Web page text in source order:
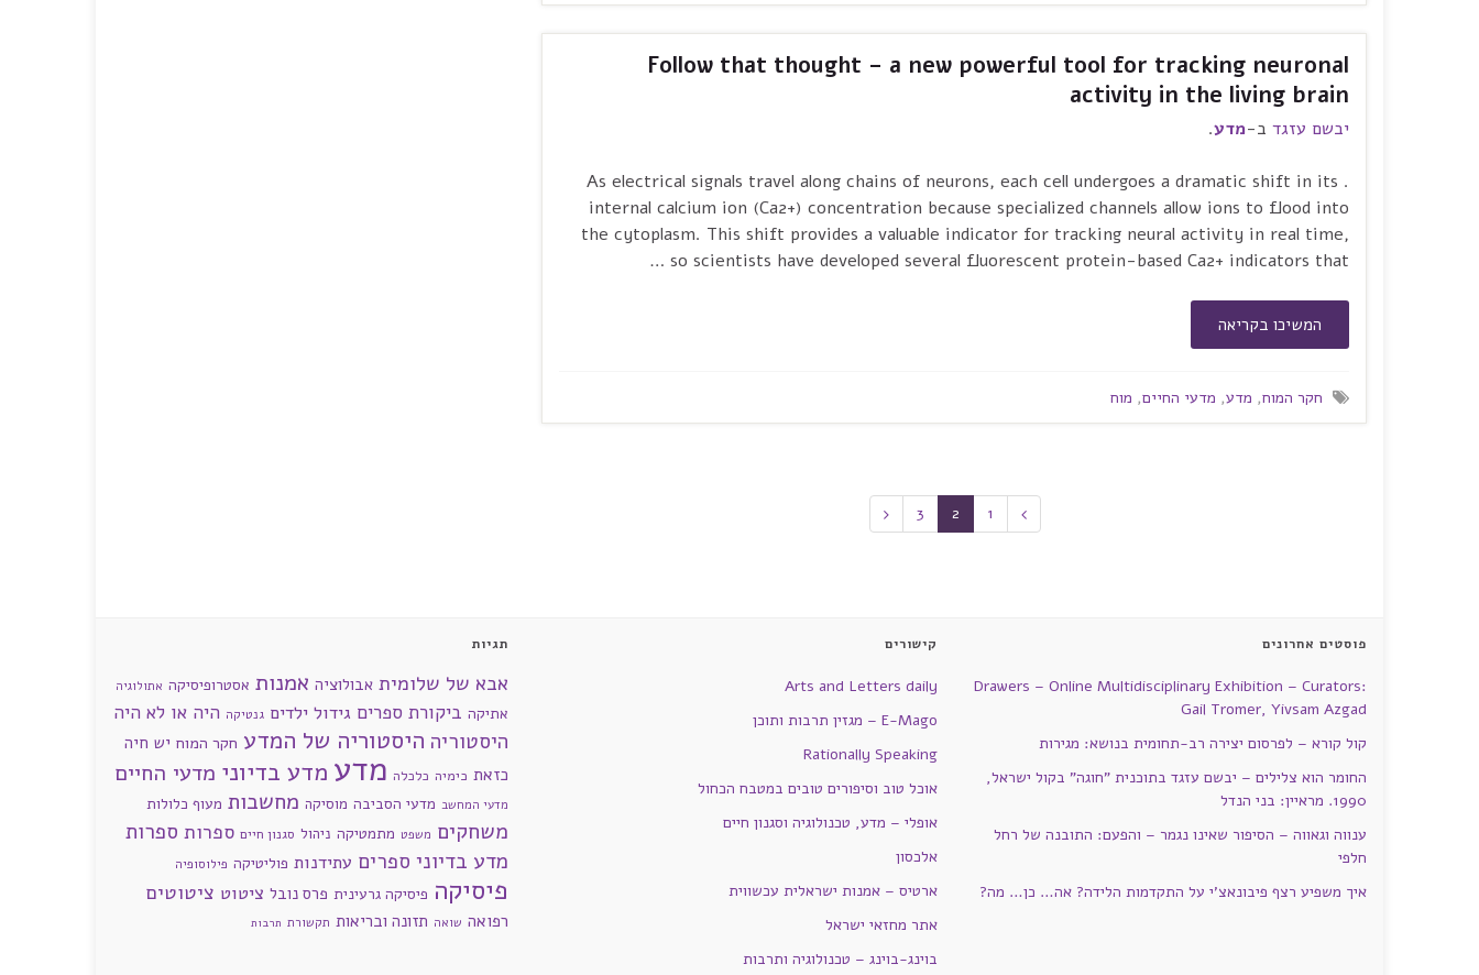
Follow that thought – a new powerful tool for tracking neuronal
activity in the living brain
יבשם עזגד ב-מדע.
. As electrical signals travel along chains of neurons, each cell undergoes a dramatic shift in its
internal calcium ion (Ca2+) concentration because specialized channels allow ions to flood into
the cytoplasm. This shift provides a valuable indicator for tracking neural activity in real time,
so scientists have developed several fluorescent protein-based Ca2+ indicators that …
המשיכו בקריאה
חקר המוח, מדע, מדעי החיים, מוח
1
2
3
פוסטים אחרונים
Drawers – Online Multidisciplinary Exhibition – Curators:
Gail Tromer, Yivsam Azgad
קול קורא – לפרסום יצירה רב-תחומית בנושא: מגירות
החומר הוא צלילים – יבשם עזגד בתוכנית "חוגה" בקול ישראל,
1990. מראיין: בני הנדל
ענווה וגאווה – הסיפור שאינו נגמר – והפעם: התובנה של רחל
חלפי
איך משפיע רצף פיבונאצ'י על התקדמות הלידה? אה… כן… מה?
קישורים
Arts and Letters daily
E-Mago – מגזין תרבות ותוכן
Rationally Speaking
אוכל טוב וסיפורים טובים במטבח הכחול
אופלי – מדע, טכנולוגיה וסגנון חיים
אלכסון
ארטיס – אמנות ישראלית עכשווית
אתר מחזאי ישראל
בוינג-בוינג – טכנולוגיה ותרבות
תגיות
אבא של שלומית אבולוציה אמנות אסטרופיסיקה אתולוגיה
אתיקה ביקורת ספרים גידול ילדים גנטיקה היה או לא היה
היסטוריה היסטוריה של המדע חקר המוח יש חיה
כזאת כימיה כלכלה מדע מדע בדיוני מדעי החיים
מדעי המחשב מדעי הסביבה מוסיקה מחשבות מעוף כלולות
משחקים משפט מתמטיקה ניהול סגנון חיים ספרות ספרות
מדע בדיוני ספרים עתידנות פוליטיקה פילוסופיה
פיסיקה פיסיקה גרעינית פרס נובל ציטוט ציטוטים
רפואה שואה תזונה ובריאות תקשורת תרבות